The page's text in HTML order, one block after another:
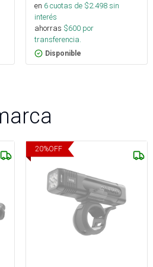
en 6cuotas de $2.498sin
interés
ahorras $600 por
transferencia.
Disponible
20%OFF